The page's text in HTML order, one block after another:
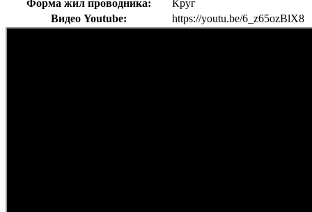
Форма жил проводника:
Круг
Видео Youtube:
https://youtu.be/6_z65ozBlX8